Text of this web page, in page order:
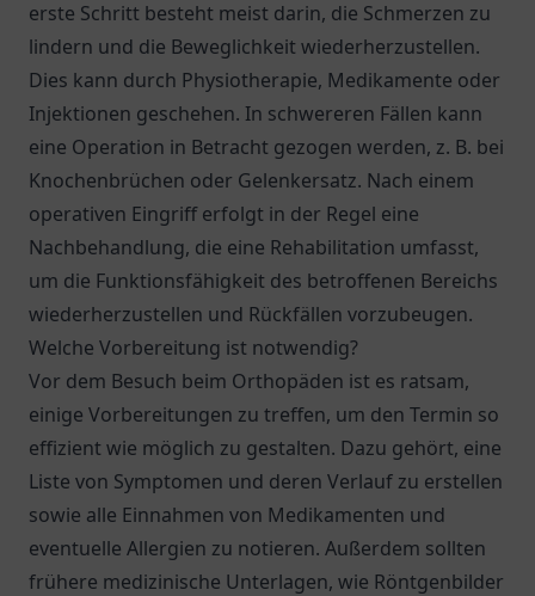
erste Schritt besteht meist darin, die Schmerzen zu
lindern und die Beweglichkeit wiederherzustellen.
Dies kann durch Physiotherapie, Medikamente oder
Injektionen geschehen. In schwereren Fällen kann
eine Operation in Betracht gezogen werden, z. B. bei
Knochenbrüchen oder Gelenkersatz. Nach einem
operativen Eingriff erfolgt in der Regel eine
Nachbehandlung, die eine Rehabilitation umfasst,
um die Funktionsfähigkeit des betroffenen Bereichs
wiederherzustellen und Rückfällen vorzubeugen.
Welche Vorbereitung ist notwendig?
Vor dem Besuch beim Orthopäden ist es ratsam,
einige Vorbereitungen zu treffen, um den Termin so
effizient wie möglich zu gestalten. Dazu gehört, eine
Liste von Symptomen und deren Verlauf zu erstellen
sowie alle Einnahmen von Medikamenten und
eventuelle Allergien zu notieren. Außerdem sollten
frühere medizinische Unterlagen, wie Röntgenbilder